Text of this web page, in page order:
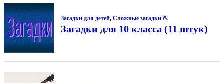
Загадки для детей, Сложные загадки ⛏
Загадки для 10 класса (11 штук)